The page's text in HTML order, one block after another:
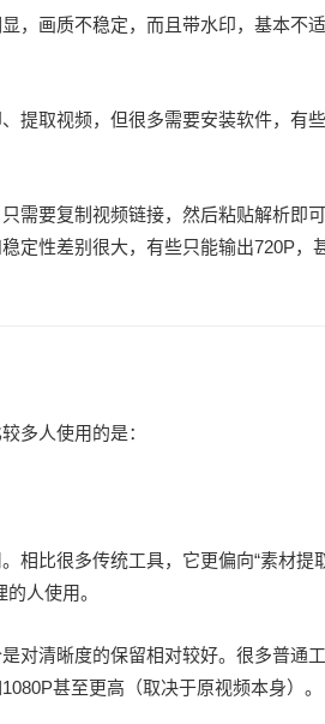
，画质不稳定，而且带水印，基本不
提取视频，但很多需要安装软件，有
需要复制视频链接，然后粘贴解析即可
定性差别很大，有些只能输出720P，
多人使用的是：
相比很多传统工具，它更偏向“素材提
人使用。
对清晰度的保留相对较好。很多普通
甚至更高（取决于原视频本身）。